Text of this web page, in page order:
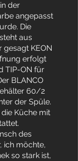
der
angepasst
Die
aus
gesagt KEON
erfolgt
TIP-ON für
BLANCO
60/2
der Spüle.
Küche mit
des
ich möchte,
so stark ist,